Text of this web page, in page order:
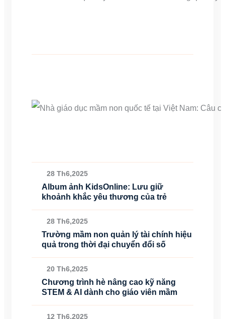
28 Th6,2025
Album ảnh KidsOnline: Lưu giữ
khoảnh khắc yêu thương của trẻ
28 Th6,2025
Trường mầm non quản lý tài chính hiệu
quả trong thời đại chuyển đổi số
20 Th6,2025
Chương trình hè nâng cao kỹ năng
STEM & AI dành cho giáo viên mầm
12 Th6,2025